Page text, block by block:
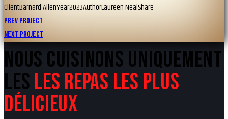
ClientBarnard AllenYear2023AuthorLaureen NealShare
NAVIGATION
DE
L’ARTICLE
Prev Project
Next Project
NOUS CUISINONS UNIQUEMENT
LES LES REPAS LES PLUS
DÉLICIEUX